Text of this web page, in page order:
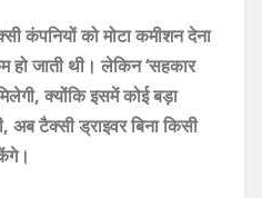
कंपनियों को मोटा कमीशन देना
जाती थी। लेकिन ‘सहकार
क्योंकि इसमें कोई बड़ा
अब टैक्सी ड्राइवर बिना किसी